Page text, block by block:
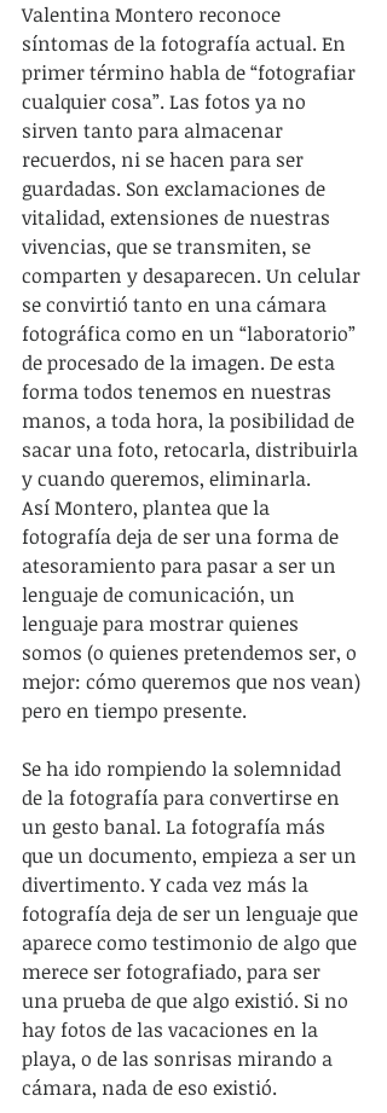
Valentina Montero reconoce
síntomas de la fotografía actual. En
primer término habla de “fotografiar
cualquier cosa”. Las fotos ya no
sirven tanto para almacenar
recuerdos, ni se hacen para ser
guardadas. Son exclamaciones de
vitalidad, extensiones de nuestras
vivencias, que se transmiten, se
comparten y desaparecen. Un celular
se convirtió tanto en una cámara
fotográfica como en un “laboratorio”
de procesado de la imagen. De esta
forma todos tenemos en nuestras
manos, a toda hora, la posibilidad de
sacar una foto, retocarla, distribuirla
y cuando queremos, eliminarla.
Así Montero, plantea que la
fotografía deja de ser una forma de
atesoramiento para pasar a ser un
lenguaje de comunicación, un
lenguaje para mostrar quienes
somos (o quienes pretendemos ser, o
mejor: cómo queremos que nos vean)
pero en tiempo presente.
Se ha ido rompiendo la solemnidad
de la fotografía para convertirse en
un gesto banal. La fotografía más
que un documento, empieza a ser un
divertimento. Y cada vez más la
fotografía deja de ser un lenguaje que
aparece como testimonio de algo que
merece ser fotografiado, para ser
una prueba de que algo existió. Si no
hay fotos de las vacaciones en la
playa, o de las sonrisas mirando a
cámara, nada de eso existió.